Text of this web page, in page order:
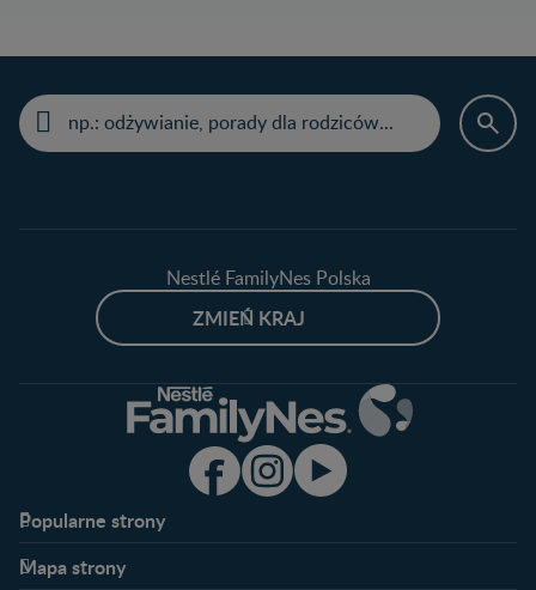
Nestlé FamilyNes Polska
ZMIEŃ KRAJ
Popularne strony​
Kontakt
Mapa strony​